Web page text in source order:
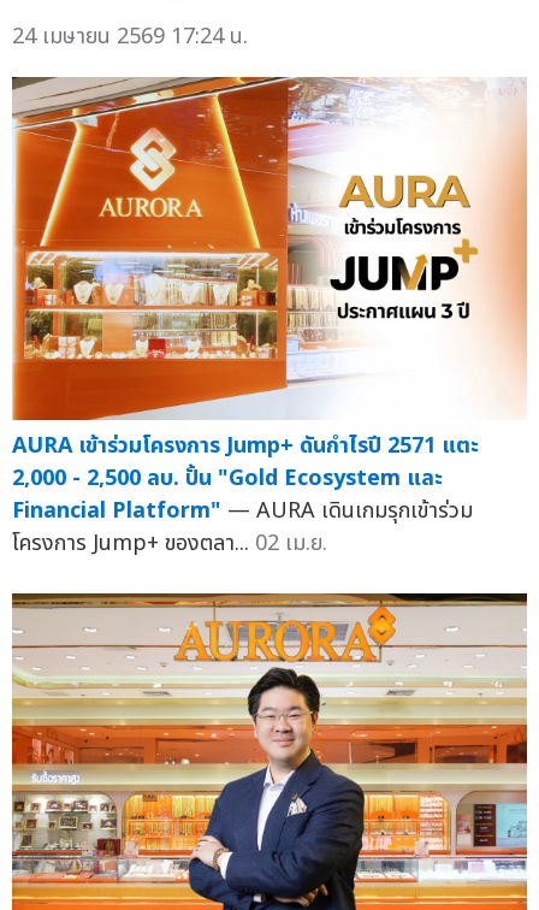
24 เมษายน 2569 17:24 น.
AURA เข้าร่วมโครงการ Jump+ ดันกำไรปี 2571 แตะ
2,000 - 2,500 ลบ. ปั้น "Gold Ecosystem และ
Financial Platform" — AURA เดินเกมรุกเข้าร่วม
โครงการ Jump+ ของตลา... 02 เม.ย.